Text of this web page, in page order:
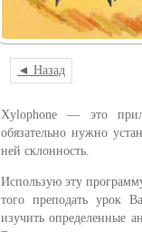
◄ Назад
Xylophone — это
обязательно нужно
ней склонность.
Использую эту
того преподать урок
изучить определенные